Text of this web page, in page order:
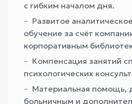
с гибким началом дня.
Развитое
обучение за счёт
корпоративным
Компенсация занятий
психологических
Материальная помощь,
больничным и